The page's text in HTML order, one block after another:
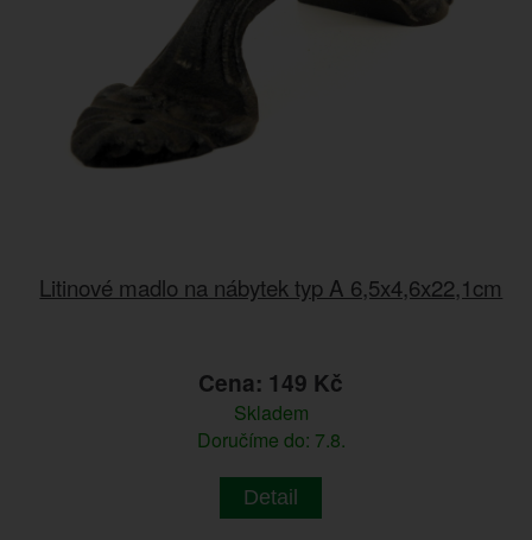
Litinové madlo na nábytek typ A 6,5x4,6x22,1cm
Cena: 149 Kč
Skladem
Doručíme do: 7.8.
Detail